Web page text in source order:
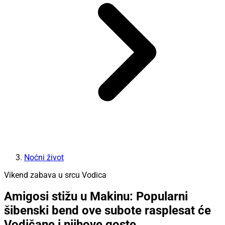
Noćni život
Vikend zabava u srcu Vodica
Amigosi stižu u Makinu: Popularni
šibenski bend ove subote rasplesat će